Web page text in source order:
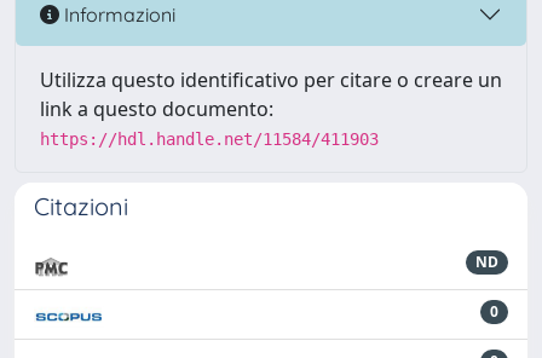
Informazioni
Utilizza questo identificativo per citare o creare un
link a questo documento:
https://hdl.handle.net/11584/411903
Citazioni
ND
0